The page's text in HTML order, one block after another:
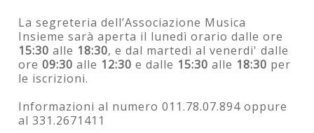
La segreteria dell’Associazione Musica
Insieme sarà aperta il lunedì orario dalle ore
15:30 alle 18:30, e dal martedì al venerdi' dalle
ore09:30 alle 12:30 e dalle 15:30 alle 18:30 per
le iscrizioni.
Informazioni al numero 011.78.07.894 oppure
al 331.2671411